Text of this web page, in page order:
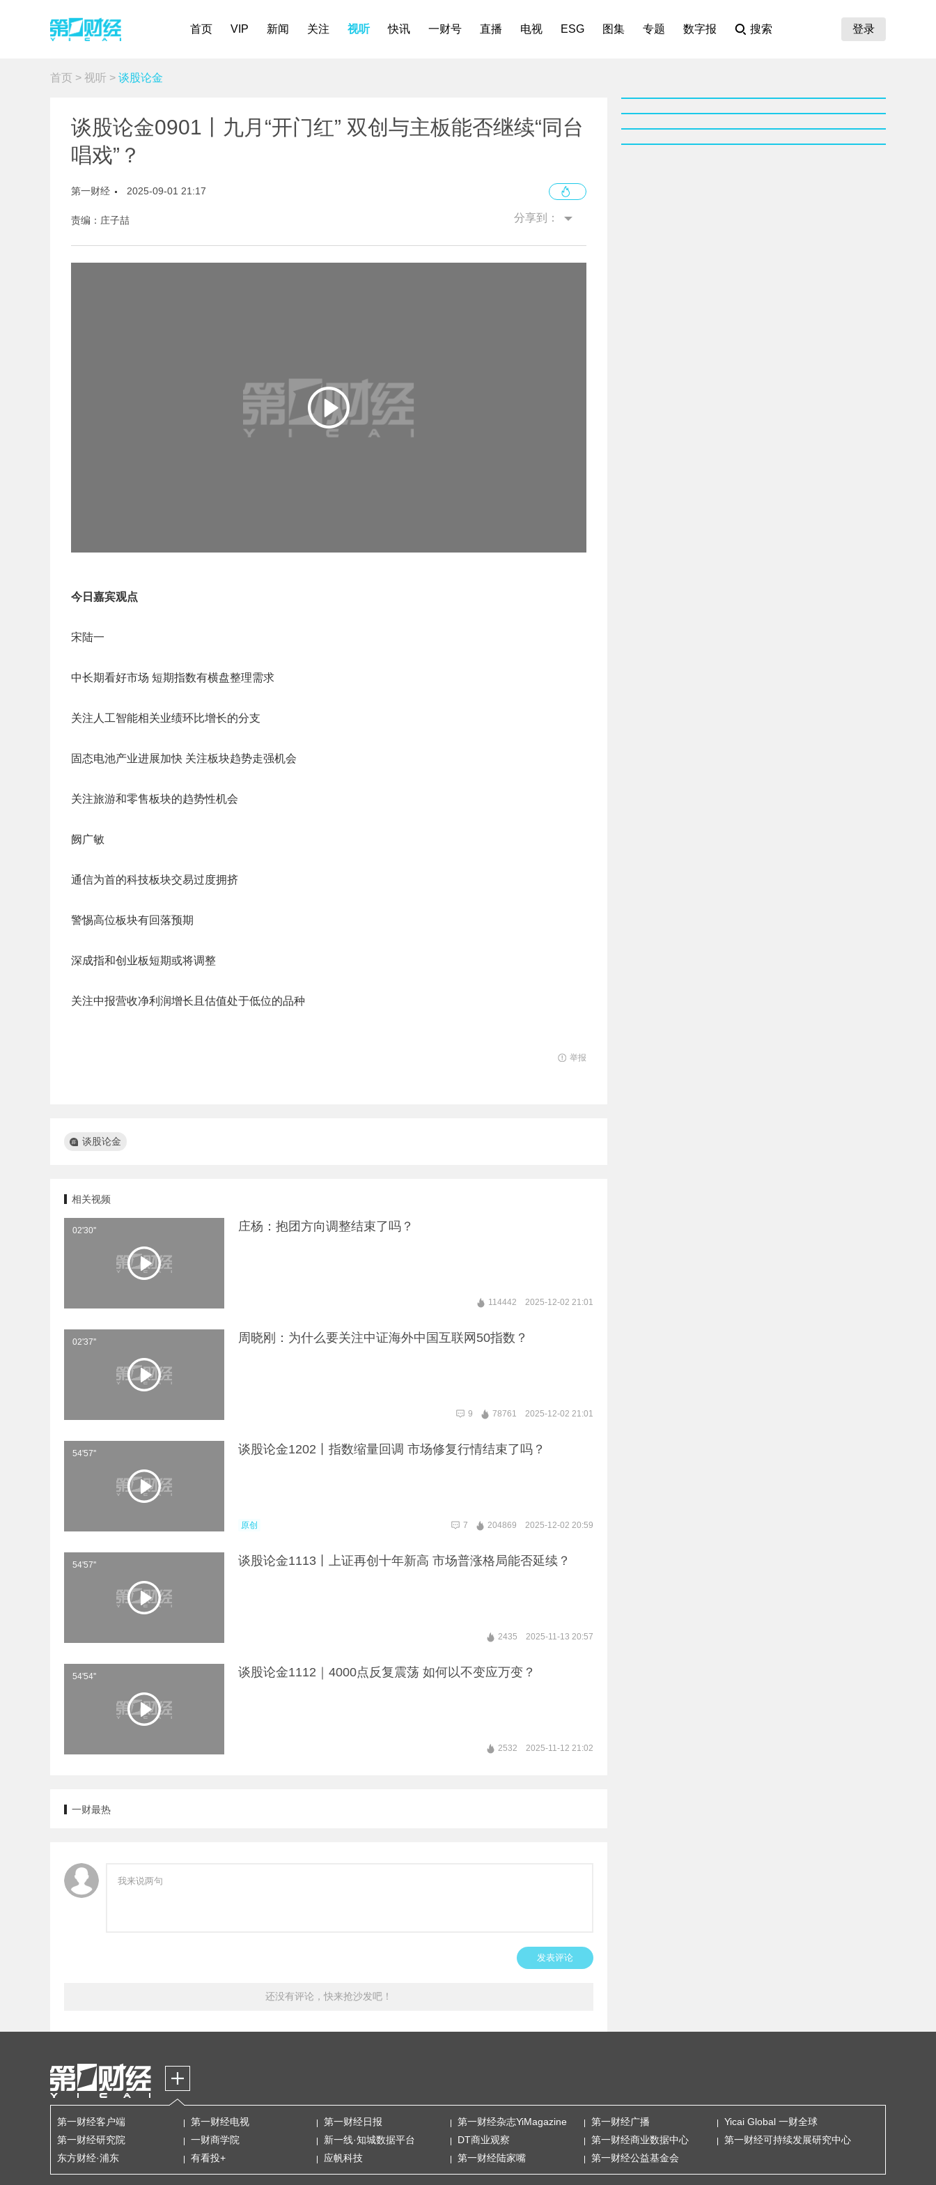
首页 VIP 新闻 关注 视听 快讯 一财号 直播 电视 ESG 图集 专题 数字报 搜索 登录
首页 > 视听 > 谈股论金
谈股论金0901丨九月“开门红” 双创与主板能否继续“同台
唱戏”？
第一财经 2025-09-01 21:17
责编：庄子喆 分享到：
今日嘉宾观点
宋陆一
中长期看好市场 短期指数有横盘整理需求
关注人工智能相关业绩环比增长的分支
固态电池产业进展加快 关注板块趋势走强机会
关注旅游和零售板块的趋势性机会
阙广敏
通信为首的科技板块交易过度拥挤
警惕高位板块有回落预期
深成指和创业板短期或将调整
关注中报营收净利润增长且估值处于低位的品种
举报
谈股论金
相关视频
02'30'' 庄杨：抱团方向调整结束了吗？
114442 2025-12-02 21:01
02'37'' 周晓刚：为什么要关注中证海外中国互联网50指数？
9 78761 2025-12-02 21:01
54'57'' 谈股论金1202丨指数缩量回调 市场修复行情结束了吗？
原创 7 204869 2025-12-02 20:59
54'57'' 谈股论金1113丨上证再创十年新高 市场普涨格局能否延续？
2435 2025-11-13 20:57
54'54'' 谈股论金1112｜4000点反复震荡 如何以不变应万变？
2532 2025-11-12 21:02
一财最热
发表评论
还没有评论，快来抢沙发吧！
第一财经客户端 第一财经电视 第一财经日报 第一财经杂志YiMagazine 第一财经广播
Yicai Global 一财全球
第一财经研究院
一财商学院 新一线·知城数据平台 DT商业观察 第一财经商业数据中心
第一财经可持续发展研究中心
东方财经·浦东
有看投+ 应帆科技 第一财经陆家嘴 第一财经公益基金会